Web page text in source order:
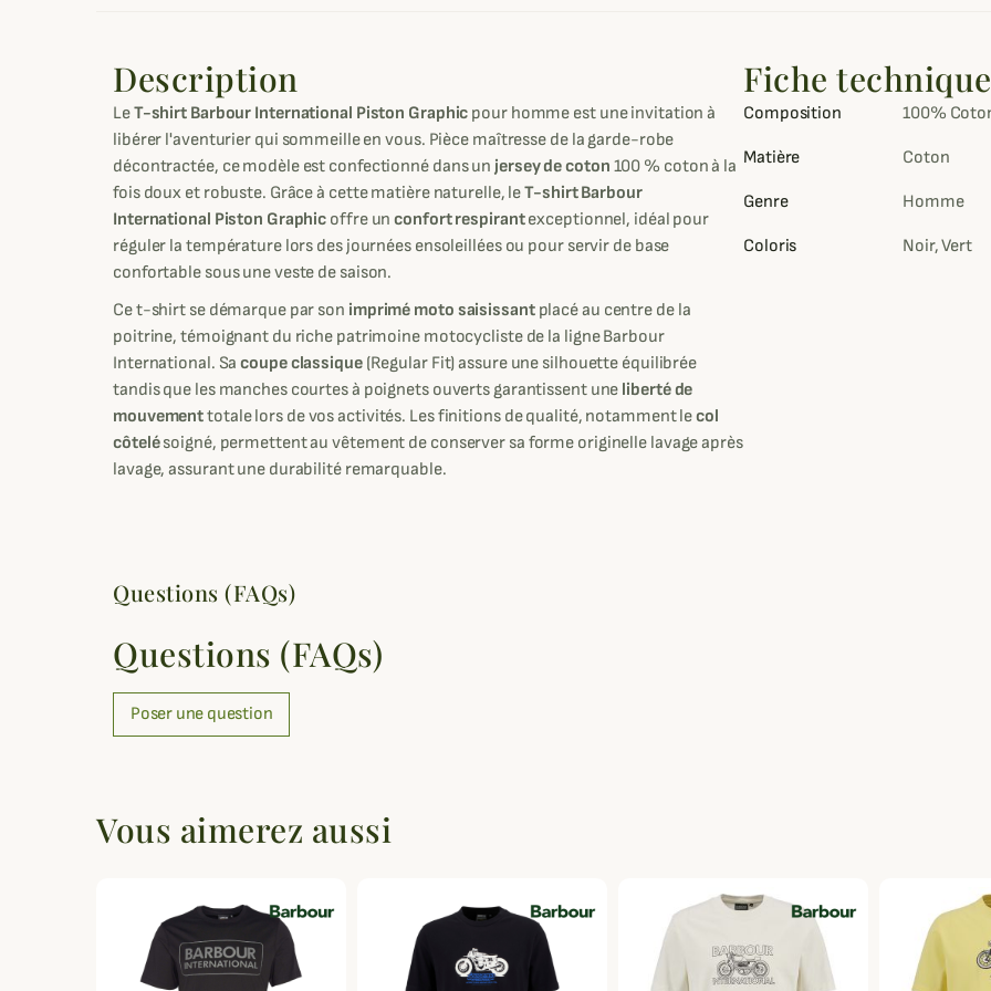
Description
LeT-shirt Barbour International Piston Graphic pour homme est une invitation à
libérer l'aventurier qui sommeille en vous. Pièce maîtresse de la garde-robe
décontractée, ce modèle est confectionné dans unjersey de coton 100 % coton à la
fois doux et robuste. Grâce à cette matière naturelle, leT-shirt Barbour
International Piston Graphic offre unconfort respirantexceptionnel, idéal pour
réguler la température lors des journées ensoleillées ou pour servir de base
confortable sous une veste de saison.
Ce t-shirt se démarque par son imprimé moto saisissantplacé au centre de la
poitrine, témoignant du riche patrimoine motocycliste de la ligne Barbour
International. Sacoupe classique(Regular Fit) assure une silhouette équilibrée
tandis que les manches courtes à poignets ouverts garantissent une liberté de
mouvementtotale lors de vos activités. Les finitions de qualité, notamment lecol
côtelésoigné, permettent au vêtement de conserver sa forme originelle lavage après
lavage, assurant une durabilité remarquable.
Fiche technique
Composition 100%
Matière Coton
Genre Homme
Coloris Noir, Vert
Questions (FAQs)
Questions (FAQs)
Poser une question
Vous aimerez aussi